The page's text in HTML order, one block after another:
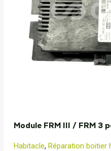
Module FRM III / FRM 3
Habitacle, Réparation boitier